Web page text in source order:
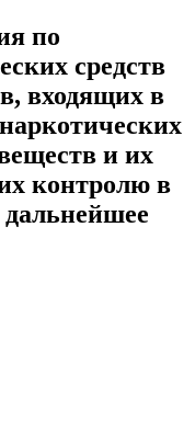
по
средств
входящих в
и их
контролю в